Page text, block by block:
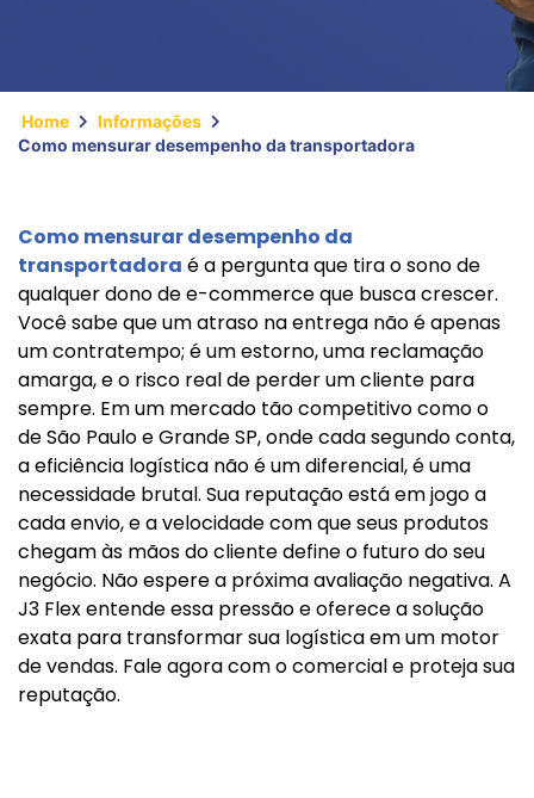
Home
Informações
Como mensurar desempenho da transportadora
Como mensurar desempenho da
transportadora é a pergunta que tira o sono de
qualquer dono de e-commerce que busca crescer.
Você sabe que um atraso na entrega não é apenas
um contratempo; é um estorno, uma reclamação
amarga, e o risco real de perder um cliente para
sempre. Em um mercado tão competitivo como o
de São Paulo e Grande SP, onde cada segundo conta,
a eficiência logística não é um diferencial, é uma
necessidade brutal. Sua reputação está em jogo a
cada envio, e a velocidade com que seus produtos
chegam às mãos do cliente define o futuro do seu
negócio. Não espere a próxima avaliação negativa. A
J3 Flex entende essa pressão e oferece a solução
exata para transformar sua logística em um motor
de vendas. Fale agora com o comercial e proteja sua
reputação.